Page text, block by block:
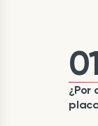
¿Por